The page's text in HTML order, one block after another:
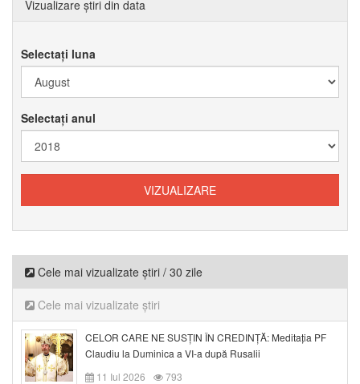
Vizualizare știri din data
Selectați luna
Selectați anul
Cele mai vizualizate știri / 30 zile
Cele mai vizualizate știri
CELOR CARE NE SUSȚIN ÎN CREDINȚĂ: Meditația PF
Claudiu la Duminica a VI-a după Rusalii
11 Iul 2026
793